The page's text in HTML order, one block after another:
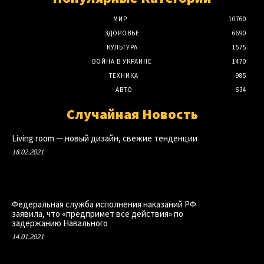
МИР
10760
ЗДОРОВЬЕ
6690
КУЛЬТУРА
1575
ВОЙНА В УКРАИНЕ
1470
ТЕХНИКА
985
АВТО
634
Случайная Новость
Living room — новый дизайн, свежие тенденции
18.02.2021
Федеральная служба исполнения наказаний РФ
заявила, что «предпримет все действия» по
задержанию Навального
14.01.2021